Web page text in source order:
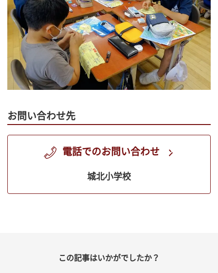
お問い合わせ先
電話でのお問い合わせ
城北小学校
この記事はいかがでしたか？